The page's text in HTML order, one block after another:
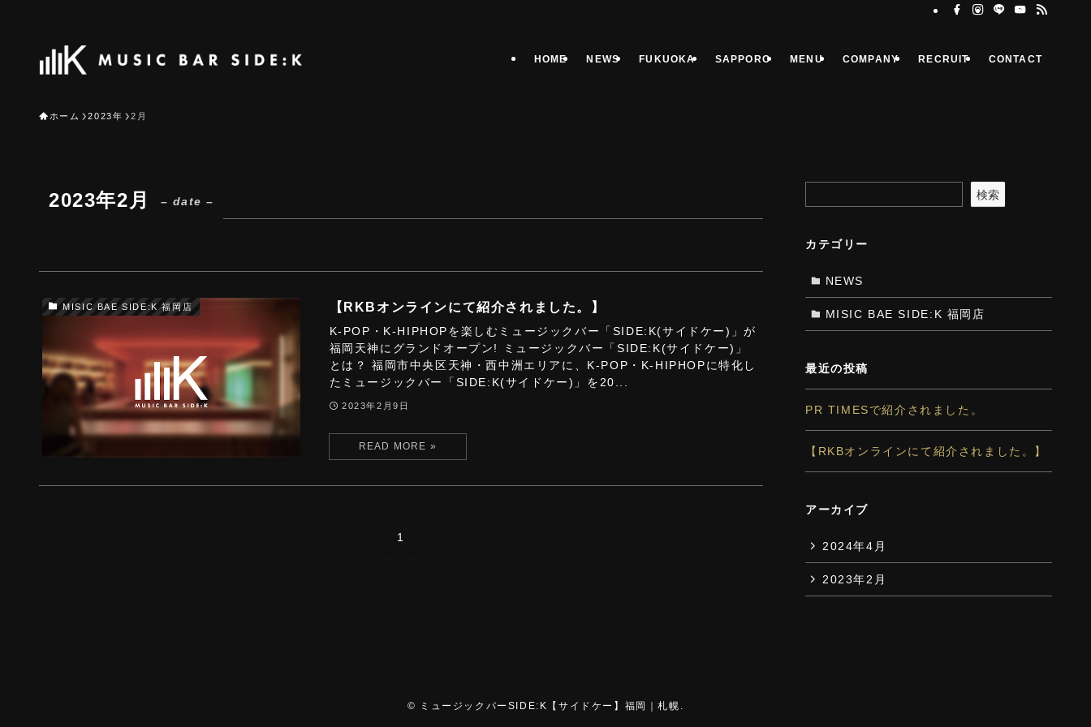
HOME NEWS FUKUOKA SAPPORO MENU COMPANY RECRUIT CONTACT
ホーム 2023年 2月
2023年2月 – date –
MISIC BAE SIDE:K 福岡店 【RKBオンラインにて紹介されました。】
K-POP・K-HIPHOPを楽しむミュージックバー「SIDE:K(サイドケー)」が
福岡天神にグランドオープン! ミュージックバー「SIDE:K(サイドケー)」
とは？ 福岡市中央区天神・西中洲エリアに、K-POP・K-HIPHOPに特化し
たミュージックバー「SIDE:K(サイドケー)」を20...
2023年2月9日
1
検索
カテゴリー
NEWS
MISIC BAE SIDE:K 福岡店
最近の投稿
PR TIMESで紹介されました。
【RKBオンラインにて紹介されました。】
アーカイブ
2024年4月
2023年2月
© ミュージックバーSIDE:K【サイドケー】福岡｜札幌.